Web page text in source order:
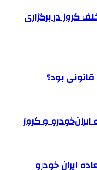
کروز در برگزاری
قانونی بود؟
ایران‌خودرو و کروز
ایران خودرو